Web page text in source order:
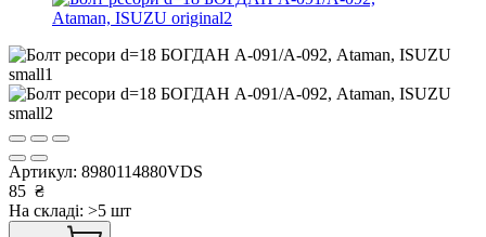
Артикул: 8980114880VDS
85 ₴
На складі: >5 шт